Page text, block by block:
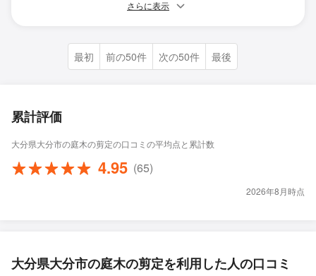
さらに表示
最初 前の50件 次の50件 最後
累計評価
大分県大分市の庭木の剪定の口コミの平均点と累計数
4.95 (65)
2026年8月時点
大分県大分市の庭木の剪定を利用した人の口コミ